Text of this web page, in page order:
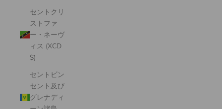
セントクリ
ストファ
ー・ネーヴ
ィス (XCD
$)
セントビン
セント及び
グレナディ